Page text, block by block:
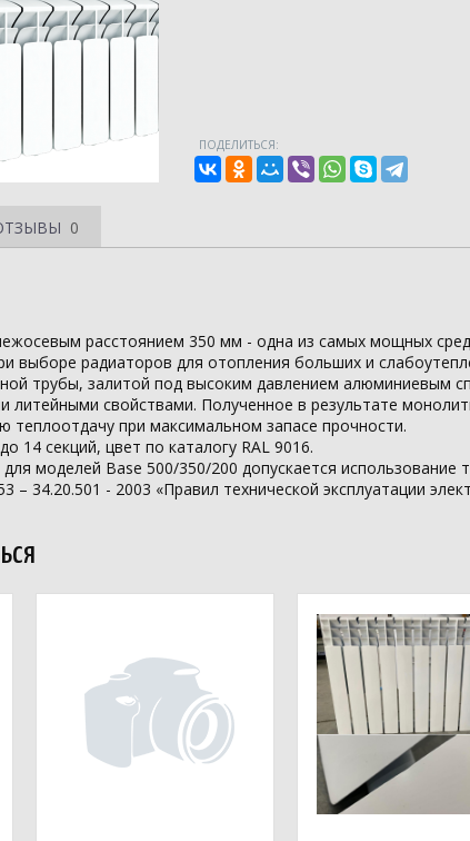
ПОДЕЛИТЬСЯ:
0
расстоянием 350 мм - одна из самых мощных
выборе радиаторов для отопления больших и
трубы, залитой под высоким давлением алюминиевым
литейными свойствами. Полученное в результате
теплоотдачу при максимальном запасе прочности.
14 секций, цвет по каталогу RAL 9016.
моделей Base 500/350/200 допускается использование
– 34.20.501 - 2003 «Правил технической эксплуатации